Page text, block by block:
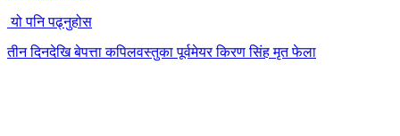
यो पनि पढ्नुहोस
तीन दिनदेखि बेपत्ता कपिलवस्तुका पूर्वमेयर किरण सिंह मृत फेला